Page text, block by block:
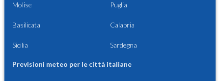
Molise Puglia
Basilicata Calabria
Sicilia Sardegna
Previsioni meteo per le città italiane